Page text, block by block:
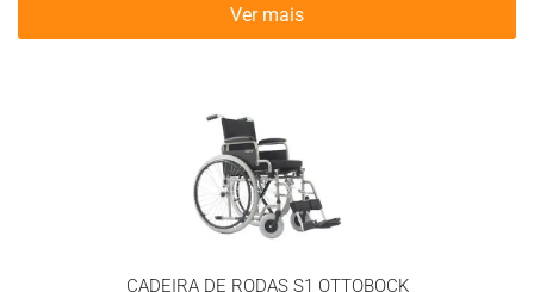
Ver mais
CADEIRA DE RODAS S1 OTTOBOCK